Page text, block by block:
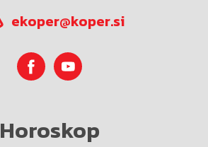
ekoper@koper.si
Horoskop